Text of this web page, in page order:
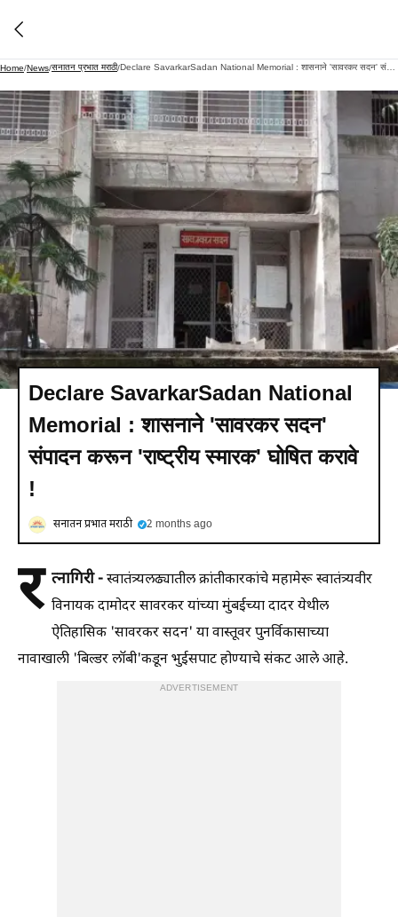
Home/News/सनातन प्रभात मराठी/
Declare SavarkarSadan National
Memorial : शासनाने 'सावरकर सदन'
संपादन करून 'राष्ट्रीय स्मारक' घोषित करावे
!
सनातन प्रभात मराठी 2 months ago
र त्नागिरी -स्वातंत्र्यलढ्यातील क्रांतीकारकांचे महामेरू स्वातंत्र्यवीर
विनायक दामोदर सावरकर यांच्या मुंबईच्या दादर येथील
ऐतिहासिक 'सावरकर सदन' या वास्तूवर पुनर्विकासाच्या
नावाखाली 'बिल्डर लॉबी'कडून भुईसपाट होण्याचे संकट आले आहे.
ADVERTISEMENT